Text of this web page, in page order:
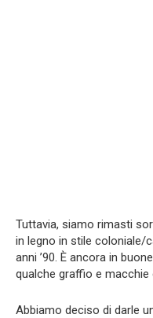
Tuttavia, siamo rimasti
in legno in stile coloniale/
anni ’90. È ancora in
qualche graffio e macchie
Abbiamo deciso di darle